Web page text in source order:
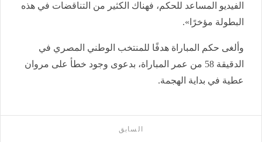
الفيديو المساعد للحكم، فهناك الكثير من التناقضات في هذه
البطولة مؤخرًا».
وألغى حكم المباراة هدفًا للمنتخب الوطني المصري في
الدقيقة 58 من عمر المباراة، بدعوى وجود خطأ على مروان
عطية في بداية الهجمة.
السابق